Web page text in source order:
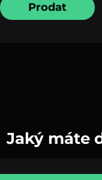
Prodat
Jaký máte